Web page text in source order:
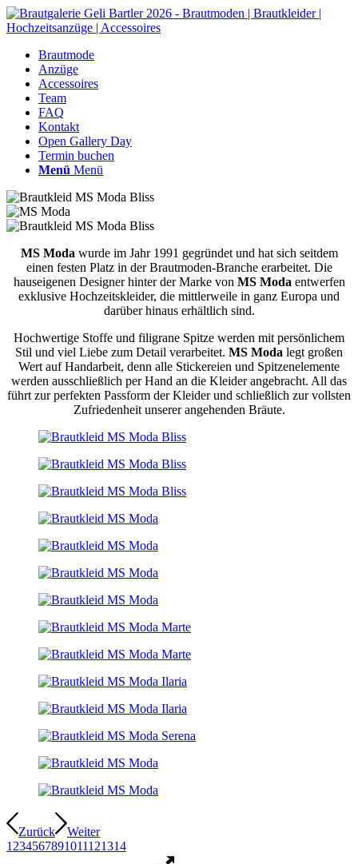
Brautmode
Anzüge
Accessoires
Team
FAQ
Kontakt
Open Gallery Day
Termin buchen
Menü Menü
MS Moda wurde im Jahr 1991 gegründet und hat sich seitdem
einen festen Platz in der Brautmoden-Branche erarbeitet. Die
hauseigenen Designer hinter der Marke von MS Moda entwerfen
exklusive Hochzeitskleider, die mittlerweile in ganz Europa und
darüber hinaus erhältlich sind.
Hochwertige Stoffe und filigrane Spitze werden mit persönlichem
Stil und viel Liebe zum Detail verarbeitet. MS Moda legt großen
Wert auf Handarbeit, denn alle Stickereien und Spitzenelemente
werden ausschließlich per Hand an die Kleider angebracht. All das
führt zur perfekten Passform der Kleider und schließlich zur vollsten
Zufriedenheit unserer angehenden Bräute.
Zurück
Weiter
1 234567891011121314